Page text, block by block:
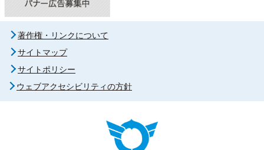
著作権・リンクについて
サイトマップ
サイトポリシー
ウェブアクセシビリティの方針